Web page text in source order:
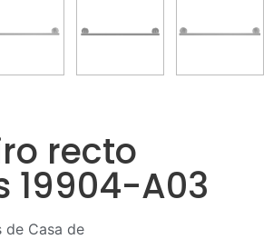
recto
19904-A03
de Casa de